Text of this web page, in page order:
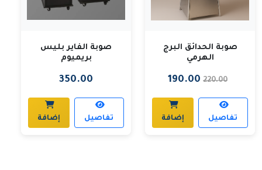
صوبة الحدائق البرج
الهرمي
220.00
190.00
تفاصيل إضافة
صوبة الفاير بليس
بريميوم
350.00
تفاصيل إضافة